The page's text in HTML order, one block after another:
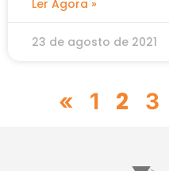
Ler Agora »
23 de agosto de 2021
« 1 2 3